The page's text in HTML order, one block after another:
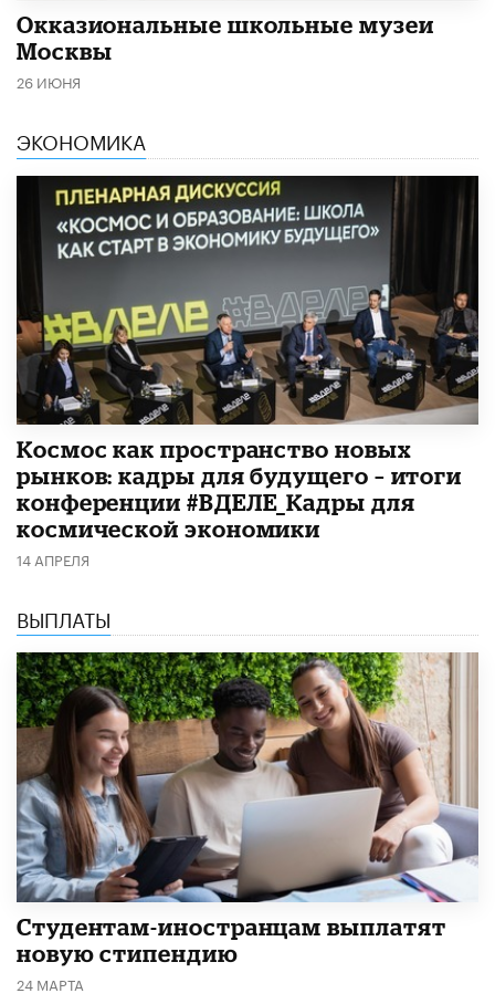
​Окказиональные школьные музеи
Москвы
26 ИЮНЯ
ЭКОНОМИКА
Космос как пространство новых
рынков: кадры для будущего – итоги
конференции #ВДЕЛЕ_Кадры для
космической экономики
14 АПРЕЛЯ
ВЫПЛАТЫ
Студентам-иностранцам выплатят
новую стипендию
24 МАРТА